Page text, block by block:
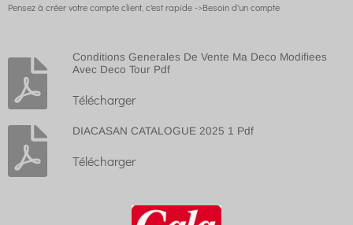
Pensez à créer votre compte client, c'est rapide ->Besoin d'un compte
Conditions Generales De Vente Ma Deco Modifiees
Avec Deco Tour Pdf
Télécharger
DIACASAN CATALOGUE 2025 1 Pdf
Télécharger